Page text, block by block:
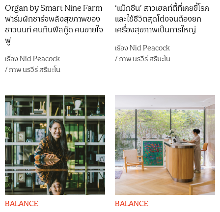
Organ by Smart Nine Farm
ฟาร์มผักชาร์จพลังสุขภาพของ
ชาวนนท์ คนกินฟีลกู๊ด คนขายใจ
ฟู
เรื่อง Nid Peacock
/ภาพนรวีร์ ศรีมะโน
‘แม็กซีน’ สาวเฮลท์ตี้ที่เคยขี้โรค
และใช้ชีวิตสุดโต่งจนต้องยก
เครื่องสุขภาพเป็นการใหญ่
เรื่อง Nid Peacock
/ภาพนรวีร์ ศรีมะโน
BALANCE BALANCE